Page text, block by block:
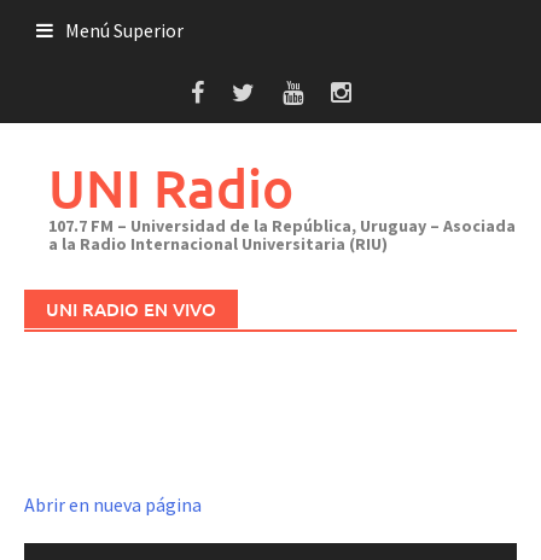
Menú Superior
UNI Radio
107.7 FM – Universidad de la República, Uruguay – Asociada
a la Radio Internacional Universitaria (RIU)
UNI RADIO EN VIVO
Abrir en nueva página